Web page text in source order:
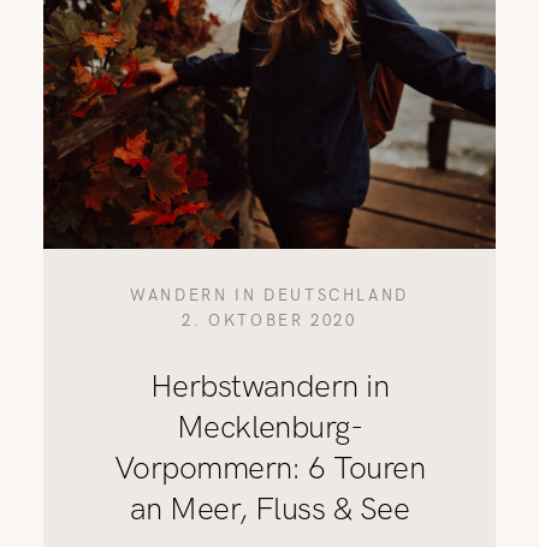
WANDERN IN DEUTSCHLAND
2. OKTOBER 2020
Herbstwandern in
Mecklenburg-
Vorpommern: 6 Touren
an Meer, Fluss & See